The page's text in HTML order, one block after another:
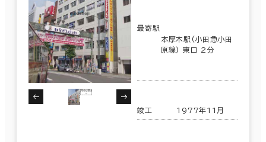
最寄駅
本厚木駅(小田急小田
原線) 東口 2分
竣工 1977年11月